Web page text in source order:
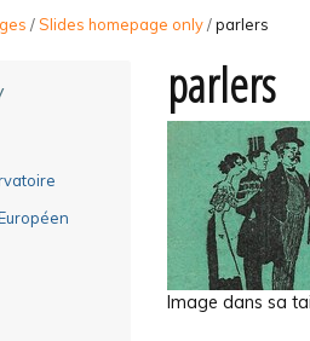
/Slides homepage only/parlers
parlers
Image dans sa